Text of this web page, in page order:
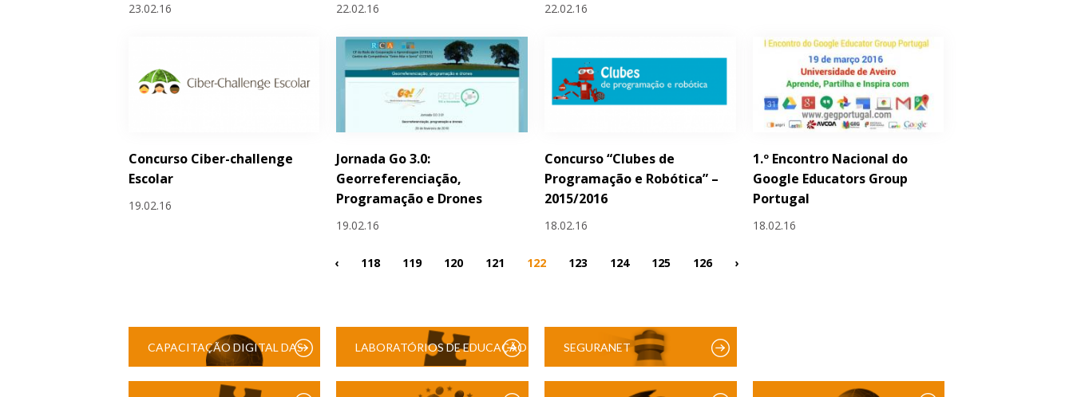
23.02.16 22.02.16 22.02.16
Concurso Ciber-challenge
Escolar
19.02.16
Jornada Go 3.0:
Georreferenciação,
Programação e Drones
19.02.16
Concurso “Clubes de
Programação e Robótica” –
2015/2016
18.02.16
1.º Encontro Nacional do
Google Educators Group
Portugal
18.02.16
‹ 118 119 120 121 122 123 124 125 126 ›
CAPACITAÇÃO DIGITAL DAS LABORATÓRIOS DE EDUCAÇÃO SEGURANET